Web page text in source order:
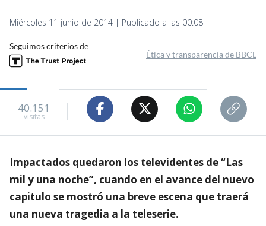
Miércoles 11 junio de 2014 | Publicado a las 00:08
Seguimos criterios de
Ética y transparencia de BBCL
40.151
visitas
Impactados quedaron los televidentes de “Las
mil y una noche”, cuando en el avance del nuevo
capitulo se mostró una breve escena que traerá
una nueva tragedia a la teleserie.